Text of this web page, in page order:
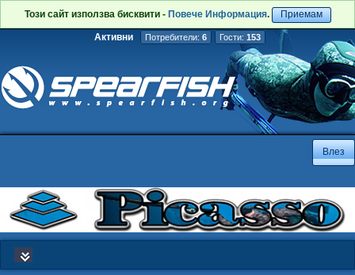
Този сайт използва бисквити - Повече Информация. Приемам
Активни Потребители: 6 Гости: 153